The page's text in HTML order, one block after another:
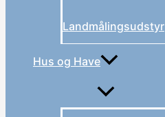
Landmålingsudstyr
Hus og Have